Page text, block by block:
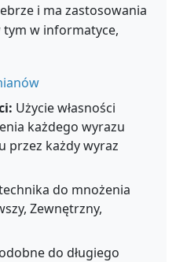
i ma zastosowania
tym w informatyce,
Użycie własności
każdego wyrazu
przez każdy wyraz
do mnożenia
Zewnętrzny,
do długiego